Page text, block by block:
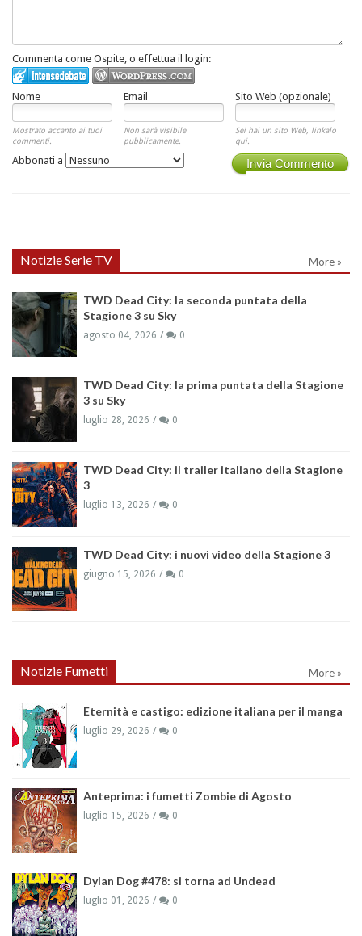
Commenta come Ospite, o effettua il login:
Nome Email Sito Web (opzionale)
Mostrato accanto ai tuoi
commenti.
Non sarà visibile
pubblicamente.
Sei hai un sito Web, linkalo
qui.
Invia Commento
Abbonati a
Notizie Serie TV More »
TWD Dead City: la seconda puntata della
Stagione 3 su Sky
agosto 04, 2026 0
TWD Dead City: la prima puntata della Stagione
3 su Sky
luglio 28, 2026 0
TWD Dead City: il trailer italiano della Stagione
3
luglio 13, 2026 0
TWD Dead City: i nuovi video della Stagione 3
giugno 15, 2026 0
Notizie Fumetti More »
Eternità e castigo: edizione italiana per il manga
luglio 29, 2026 0
Anteprima: i fumetti Zombie di Agosto
luglio 15, 2026 0
Dylan Dog #478: si torna ad Undead
luglio 01, 2026 0